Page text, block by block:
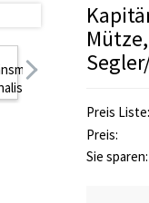
Preis Liste:
Preis:
Sie sparen: